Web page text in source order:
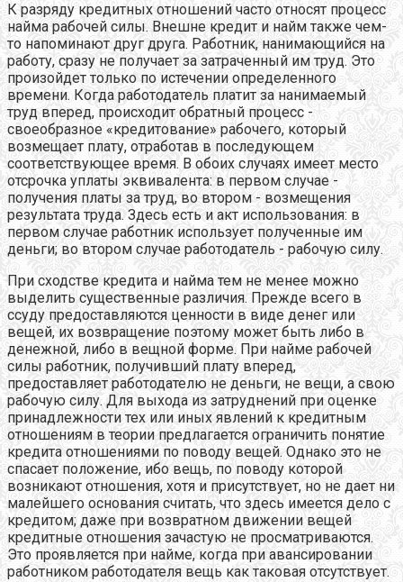
К разряду кредитных отношений часто относят процесс
найма рабочей силы. Внешне кредит и найм также чем-
то напоминают друг друга. Работник, нанимающийся на
работу, сразу не получает за затраченный им труд. Это
произойдет только по истечении определенного
времени. Когда работодатель платит за нанимаемый
труд вперед, происходит обратный процесс -
своеобразное «кредитование» рабочего, который
возмещает плату, отработав в последующем
соответствующее время. В обоих случаях имеет место
отсрочка уплаты эквивалента: в первом случае -
получения платы за труд, во втором - возмещения
результата труда. Здесь есть и акт использования: в
первом случае работник использует полученные им
деньги; во втором случае работодатель - рабочую силу.
При сходстве кредита и найма тем не менее можно
выделить существенные различия. Прежде всего в
ссуду предоставляются ценности в виде денег или
вещей, их возвращение поэтому может быть либо в
денежной, либо в вещной форме. При найме рабочей
силы работник, получивший плату вперед,
предоставляет работодателю не деньги, не вещи, а свою
рабочую силу. Для выхода из затруднений при оценке
принадлежности тех или иных явлений к кредитным
отношениям в теории предлагается ограничить понятие
кредита отношениями по поводу вещей. Однако это не
спасает положение, ибо вещь, по поводу которой
возникают отношения, хотя и присутствует, но не дает ни
малейшего основания считать, что здесь имеется дело с
кредитом; даже при возвратном движении вещей
кредитные отношения зачастую не просматриваются.
Это проявляется при найме, когда при авансировании
работником работодателя вещь как таковая отсутствует.